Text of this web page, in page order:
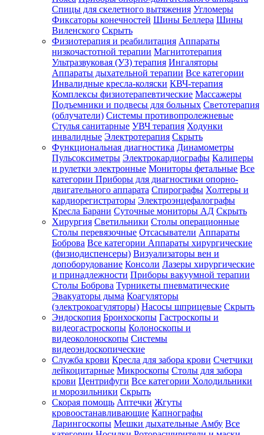
Спицы для скелетного вытяжения Угломеры
Фиксаторы конечностей Шины Беллера Шины
Виленского Скрыть
Физиотерапия и реабилитация Аппараты
низкочастотной терапии Магнитотерапия
Ультразвуковая (УЗ) терапия Ингаляторы
Аппараты дыхательной терапии Все категории
Инвалидные кресла-коляски КВЧ-терапия
Комплексы физиотерапевтические Массажеры
Подъемники и подвесы для больных Светотерапия
(облучатели) Системы противопролежневые
Стулья санитарные УВЧ терапия Ходунки
инвалидные Электротерапия Скрыть
Функциональная диагностика Динамометры
Пульсоксиметры Электрокардиографы Калиперы
и рулетки электронные Мониторы фетальные Все
категории Приборы для диагностики опорно-
двигательного аппарата Спирографы Холтеры и
кардиорегистраторы Электроэнцефалографы
Кресла Барани Суточные мониторы АД Скрыть
Хирургия Светильники Столы операционные
Столы перевязочные Отсасыватели Аппараты
Боброва Все категории Аппараты хирургические
(физиодиспенсеры) Визуализаторы вен и
допоборудование Консоли Лазеры хирургические
и принадлежности Приборы вакуумной терапии
Столы Боброва Турникеты пневматические
Эвакуаторы дыма Коагуляторы
(электрокоагуляторы) Насосы шприцевые Скрыть
Эндоскопия Бронхоскопы Гастроскопы и
видеогастроскопы Колоноскопы и
видеоколоноскопы Системы
видеоэндоскопические
Служба крови Кресла для забора крови Счетчики
лейкоцитарные Микроскопы Столы для забора
крови Центрифуги Все категории Холодильники
и морозильники Скрыть
Скорая помощь Аптечки Жгуты
кровоостанавливающие Капнографы
Ларингоскопы Мешки дыхательные Амбу Все